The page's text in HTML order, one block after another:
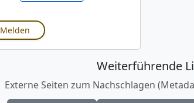
Melden
Weiterführende
Externe Seiten zum Nachschlagen